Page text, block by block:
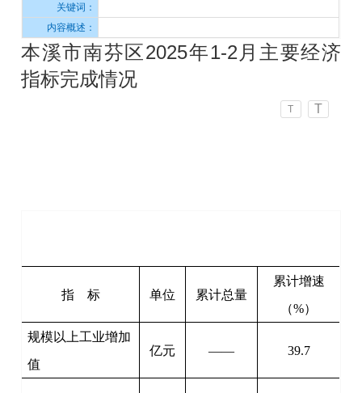
关键词：
内容概述：
本溪市南芬区2025年1-2月主要经济
指标完成情况
T T
指 标 单位 累计总量
累计增速
（%）
规模以上工业增加
值
亿元 —— 39.7